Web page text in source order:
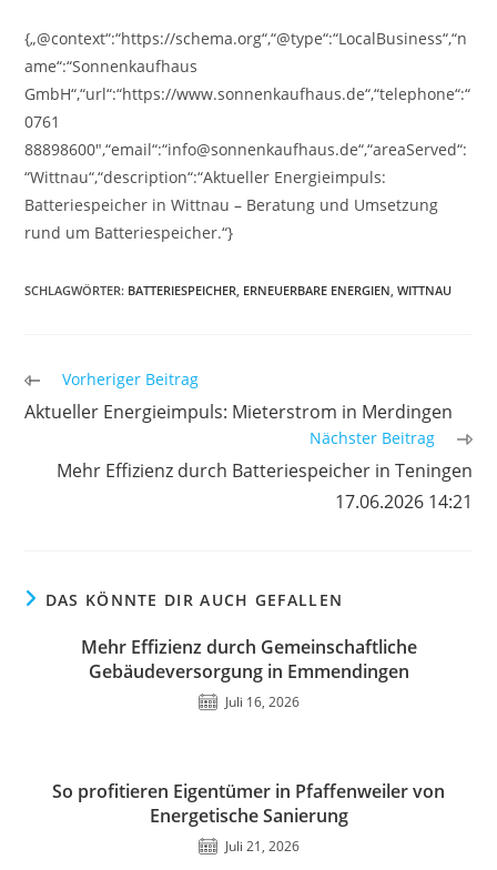
{„@context“:“https://schema.org“,“@type“:“LocalBusiness“,“n
ame“:“Sonnenkaufhaus
GmbH“,“url“:“https://www.sonnenkaufhaus.de“,“telephone“:“
0761
88898600″,“email“:“info@sonnenkaufhaus.de“,“areaServed“:
“Wittnau“,“description“:“Aktueller Energieimpuls:
Batteriespeicher in Wittnau – Beratung und Umsetzung
rund um Batteriespeicher.“}
SCHLAGWÖRTER: BATTERIESPEICHER, ERNEUERBARE ENERGIEN, WITTNAU
Weitere
Artikel
ansehen
Vorheriger Beitrag
Aktueller Energieimpuls: Mieterstrom in Merdingen
Nächster Beitrag
Mehr Effizienz durch Batteriespeicher in Teningen
17.06.2026 14:21
DAS KÖNNTE DIR AUCH GEFALLEN
Mehr Effizienz durch Gemeinschaftliche
Gebäudeversorgung in Emmendingen
Juli 16, 2026
So profitieren Eigentümer in Pfaffenweiler von
Energetische Sanierung
Juli 21, 2026